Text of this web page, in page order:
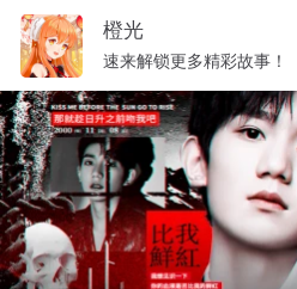
橙光
速来解锁更多精彩故事！